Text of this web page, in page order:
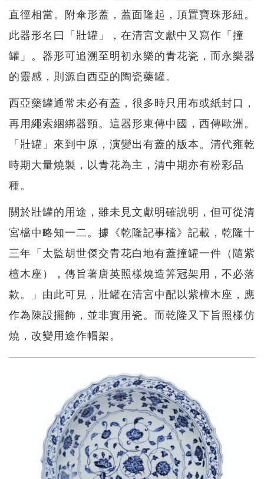
直徑相當。附傘形蓋，蓋面隆起，頂置寶珠形紐。
此器形名曰「壯罐」，在清宮文獻中又寫作「撞
罐」。器形可追溯至明初永樂的青花瓷，而永樂器
的靈感，則源自西亞的陶瓷藥罐。
西亞藥罐通常未必有蓋，很多時只用布或紙封口，
再用繩索綑綁器頸。這器形東傳中國，西傳歐洲。
「壯罐」來到中原，演變出有蓋的版本。清代雍乾
時期大量燒製，以青花為主，清中期亦有粉彩品
種。
關於壯罐的用途，雖未見文獻明確說明，但可從清
宮檔中略知一二。據《乾隆記事檔》記載，乾隆十
三年「太監胡世傑交青花白地有蓋撞罐一件（隨紫
檀木座），傳旨著唐英照樣燒造筭冠架用，不必落
款。」由此可見，壯罐在清宮中配以紫檀木座，應
作為陳設擺飾，並非實用瓷。而乾隆又下旨照樣仿
燒，改變用途作帽架。